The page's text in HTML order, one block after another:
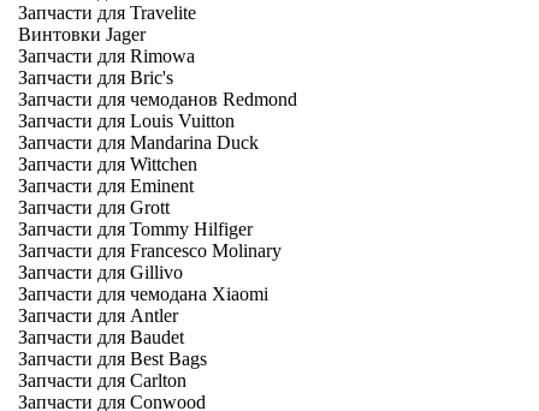
Запчасти для Travelite
Винтовки Jager
Запчасти для Rimowa
Запчасти для Bric's
Запчасти для чемоданов Redmond
Запчасти для Louis Vuitton
Запчасти для Mandarina Duck
Запчасти для Wittchen
Запчасти для Eminent
Запчасти для Grott
Запчасти для Tommy Hilfiger
Запчасти для Francesco Molinary
Запчасти для Gillivo
Запчасти для чемодана Xiaomi
Запчасти для Antler
Запчасти для Baudet
Запчасти для Best Bags
Запчасти для Carlton
Запчасти для Conwood